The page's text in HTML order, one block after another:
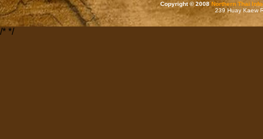
Copyright © 2008Northern Thai
239 Huay Kaew
/* */